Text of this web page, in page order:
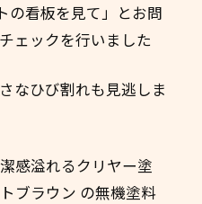
の看板を見て」とお問
ェックを行いました
なひび割れも見逃しま
感溢れるクリヤー塗
ブラウン の無機塗料